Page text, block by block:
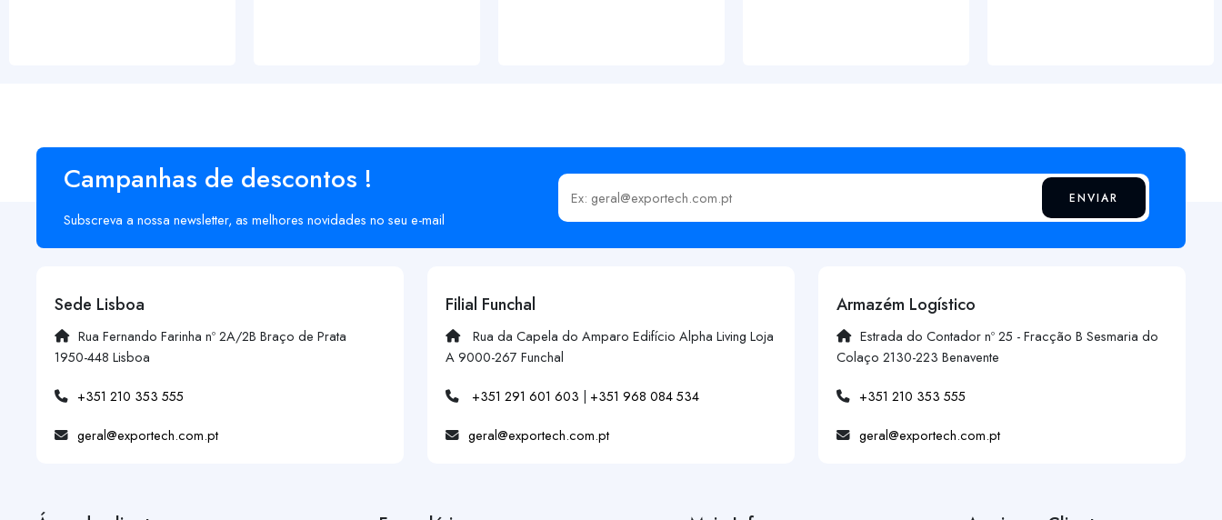
Campanhas de descontos !
Subscreva a nossa newsletter, as melhores novidades no seu e-mail
Insira o seu email ENVIAR
Sede Lisboa
Rua Fernando Farinha nº 2A/2B Braço de Prata
1950-448 Lisboa
+351 210 353 555
geral@exportech.com.pt
Filial Funchal
Rua da Capela do Amparo Edifício Alpha Living Loja
A 9000-267 Funchal
+351 291 601 603 | +351 968 084 534
geral@exportech.com.pt
Armazém Logístico
Estrada do Contador nº 25 - Fracção B Sesmaria do
Colaço 2130-223 Benavente
+351 210 353 555
geral@exportech.com.pt